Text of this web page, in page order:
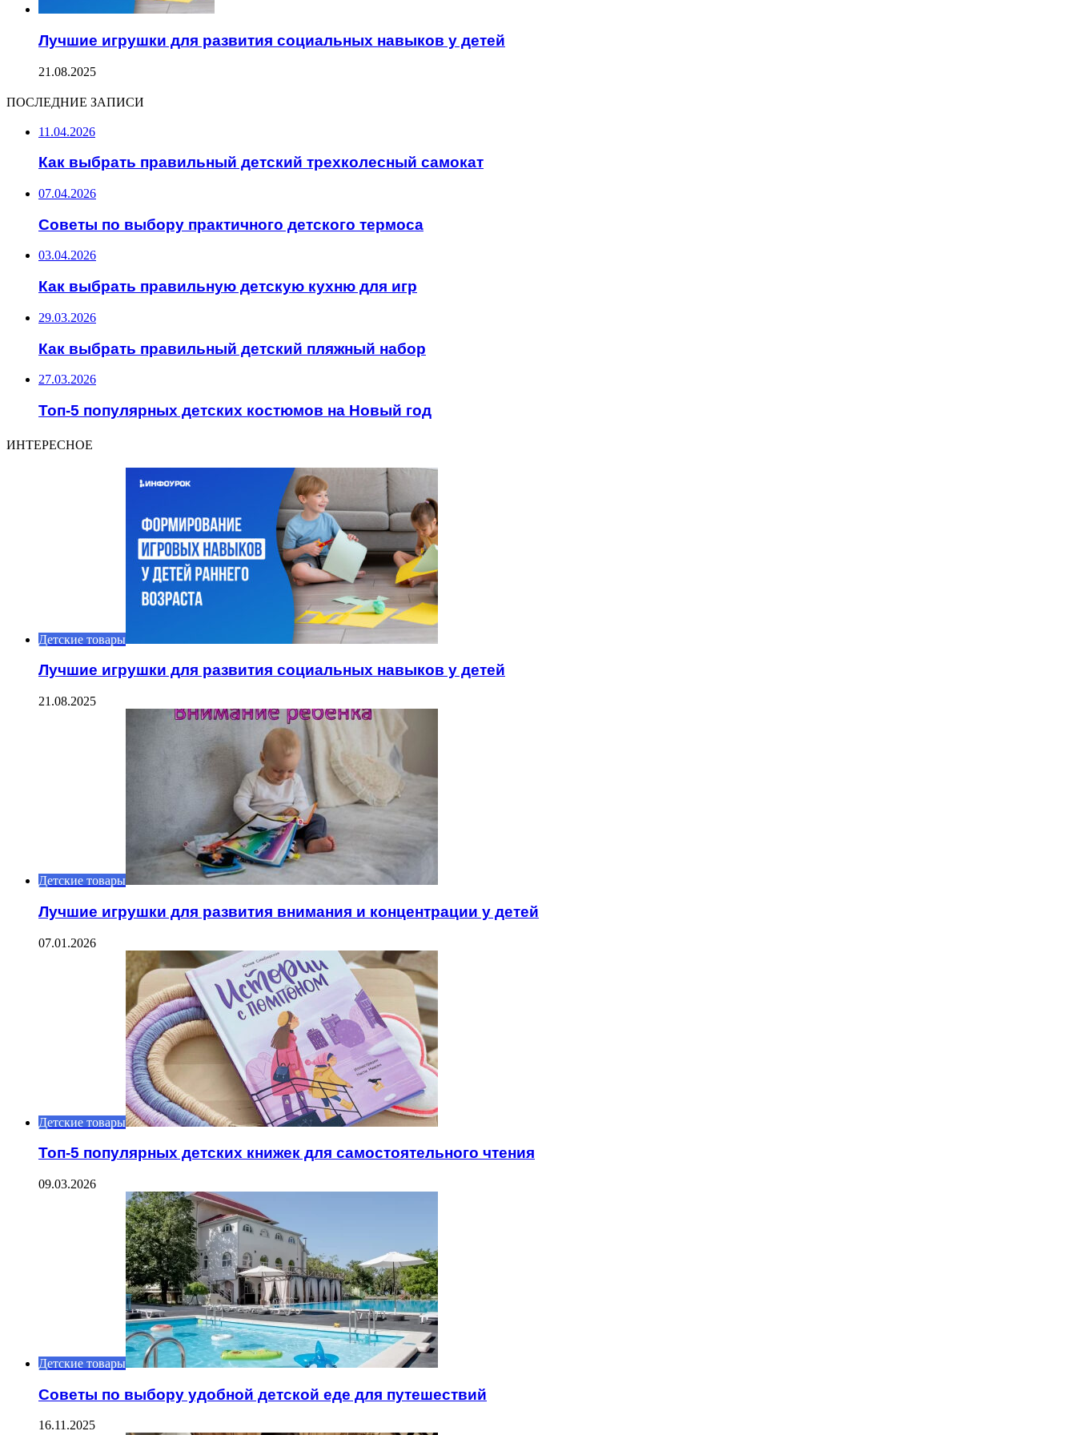
Лучшие игрушки для развития социальных навыков у детей
21.08.2025
ПОСЛЕДНИЕ ЗАПИСИ
11.04.2026
Как выбрать правильный детский трехколесный самокат
07.04.2026
Советы по выбору практичного детского термоса
03.04.2026
Как выбрать правильную детскую кухню для игр
29.03.2026
Как выбрать правильный детский пляжный набор
27.03.2026
Топ-5 популярных детских костюмов на Новый год
ИНТЕРЕСНОЕ
Детские товары
Лучшие игрушки для развития социальных навыков у детей
21.08.2025
Детские товары
Лучшие игрушки для развития внимания и концентрации у детей
07.01.2026
Детские товары
Топ-5 популярных детских книжек для самостоятельного чтения
09.03.2026
Детские товары
Советы по выбору удобной детской еде для путешествий
16.11.2025